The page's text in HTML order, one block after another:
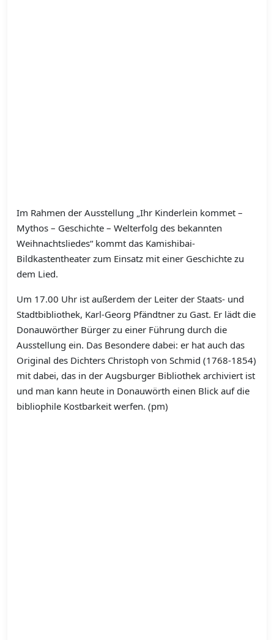
Im Rahmen der Ausstellung „Ihr Kinderlein kommet –
Mythos – Geschichte – Welterfolg des bekannten
Weihnachtsliedes“ kommt das Kamishibai-
Bildkastentheater zum Einsatz mit einer Geschichte zu
dem Lied.
Um 17.00 Uhr ist außerdem der Leiter der Staats- und
Stadtbibliothek, Karl-Georg Pfändtner zu Gast. Er lädt die
Donauwörther Bürger zu einer Führung durch die
Ausstellung ein. Das Besondere dabei: er hat auch das
Original des Dichters Christoph von Schmid (1768-1854)
mit dabei, das in der Augsburger Bibliothek archiviert ist
und man kann heute in Donauwörth einen Blick auf die
bibliophile Kostbarkeit werfen. (pm)